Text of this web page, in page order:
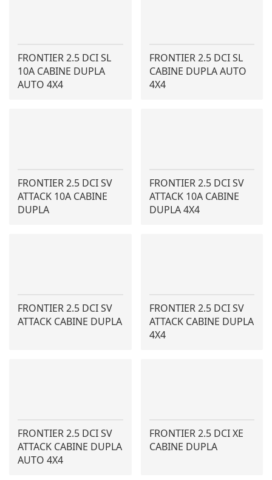
FRONTIER 2.5 DCI SL
10A CABINE DUPLA
AUTO 4X4
FRONTIER 2.5 DCI SL
CABINE DUPLA AUTO
4X4
FRONTIER 2.5 DCI SV
ATTACK 10A CABINE
DUPLA
FRONTIER 2.5 DCI SV
ATTACK 10A CABINE
DUPLA 4X4
FRONTIER 2.5 DCI SV
ATTACK CABINE DUPLA
FRONTIER 2.5 DCI SV
ATTACK CABINE DUPLA
4X4
FRONTIER 2.5 DCI SV
ATTACK CABINE DUPLA
AUTO 4X4
FRONTIER 2.5 DCI XE
CABINE DUPLA